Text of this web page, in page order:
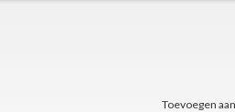
Toevoegen